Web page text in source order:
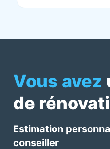
Vous avez
de
Estimation
conseiller